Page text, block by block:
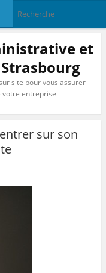
et
site pour vous assurer
entreprise
sur son